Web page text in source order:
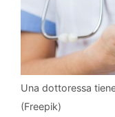
Una dottoressa
(Freepik)